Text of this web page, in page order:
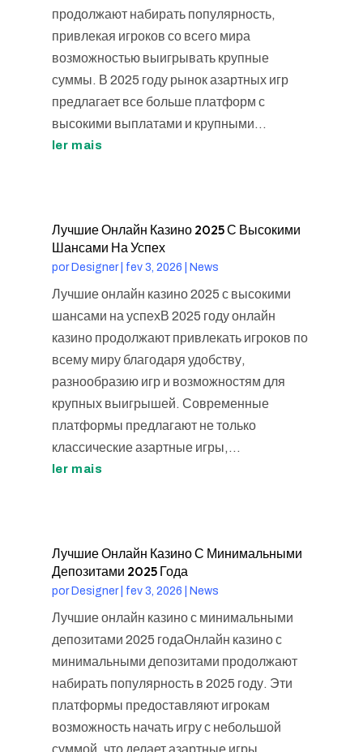
продолжают набирать популярность,
привлекая игроков со всего мира
возможностью выигрывать крупные
суммы. В 2025 году рынок азартных игр
предлагает все больше платформ с
высокими выплатами и крупными...
ler mais
Лучшие Онлайн Казино 2025 С Высокими
Шансами На Успех
por Designer| fev 3, 2026 News
Лучшие онлайн казино 2025 с высокими
шансами на успехВ 2025 году онлайн
казино продолжают привлекать игроков по
всему миру благодаря удобству,
разнообразию игр и возможностям для
крупных выигрышей. Современные
платформы предлагают не только
классические азартные игры,...
ler mais
Лучшие Онлайн Казино С Минимальными
Депозитами 2025 Года
por Designer| fev 3, 2026 News
Лучшие онлайн казино с минимальными
депозитами 2025 годаОнлайн казино с
минимальными депозитами продолжают
набирать популярность в 2025 году. Эти
платформы предоставляют игрокам
возможность начать игру с небольшой
суммой, что делает азартные игры